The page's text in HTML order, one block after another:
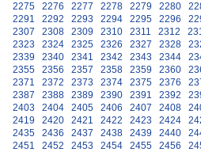
2275
2276 2277 2278 2279 2280
2291
2292 2293 2294 2295 2296
2307
2308 2309 2310 2311 2312
2323
2324 2325 2326 2327 2328
2339
2340 2341 2342 2343 2344
2355
2356 2357 2358 2359 2360
2371
2372 2373 2374 2375 2376
2387
2388 2389 2390 2391 2392
2403
2404 2405 2406 2407 2408
2419
2420 2421 2422 2423 2424
2435
2436 2437 2438 2439 2440
2451
2452 2453 2454 2455 2456